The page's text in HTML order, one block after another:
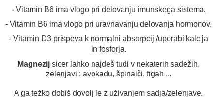
- Vitamin B6 ima vlogo pri delovanju imunskega sistema.
- Vitamin B6 ima vlogo pri uravnavanju delovanja hormonov.
- Vitamin D3 prispeva k normalni absorpciji/uporabi kalcija
in fosforja.
Magnezij sicer lahko najdeš tudi v nekaterih sadežih,
zelenjavi : avokadu, špinaiči, figah ...
A ga težko dobiš dovolj le z uživanjem sadja/zelenjave.